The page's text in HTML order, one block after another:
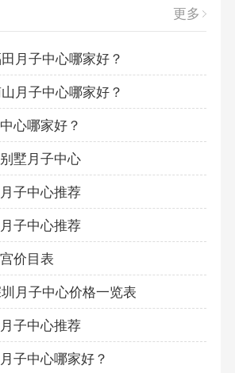
更多
月子中心哪家好？
月子中心哪家好？
心哪家好？
墅月子中心
子中心推荐
子中心推荐
价目表
月子中心价格一览表
子中心推荐
子中心哪家好？